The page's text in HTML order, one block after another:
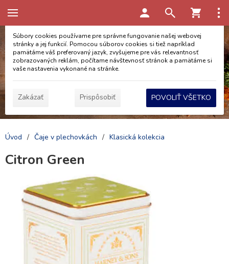
Úvod / Čaje v plechovkách / Klasická kolekcia
Citron Green
Táto stránka používa cookies
Súbory cookies používame pre správne fungovanie našej webovej
stránky a jej funkcií. Pomocou súborov cookies si tiež napríklad
pamätáme váš preferovaný jazyk, zvyšujeme pre vás relevantnosť
zobrazovaných reklám, počítame návštevnosť stránok a pamätáme si
vaše nastavenia vykonané na stránke.
Zakázať Prispôsobiť POVOLIŤ VŠETKO